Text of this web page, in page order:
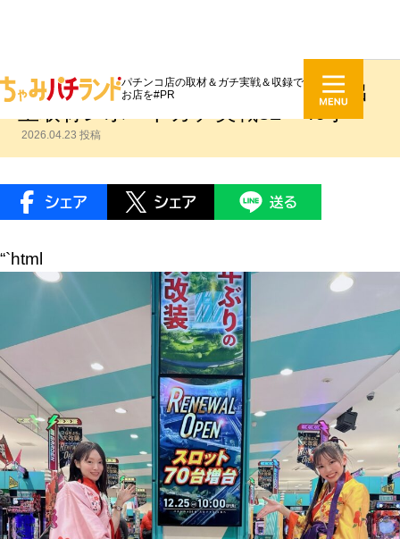
パチンコ店の取材＆ガチ実戦＆収録で
お店を#PR
ガーデン板橋店リニューアル後の出
玉取材レポートガチ実戦32〜40字
2026.04.23 投稿
“`html